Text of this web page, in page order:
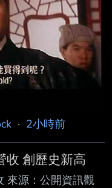
去年累計 3,770
備註 / 營收變化原
訊，如數值逾越
· 2小時前
收 創歷史新高
來源：公開資訊觀